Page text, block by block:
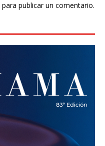
para publicar un comentario.